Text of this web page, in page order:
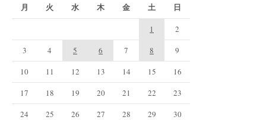
月 火 水 木 金 土 日
1
2
3
4 5 6 7 8
9
10
11 12 13 14 15
16
17
18 19 20 21 22
23
24
25 26 27 28 29
30